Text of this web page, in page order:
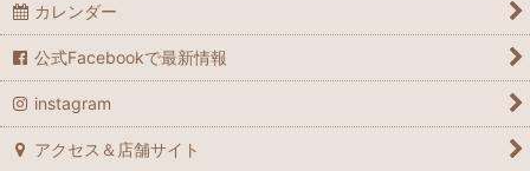
カレンダー
公式Facebookで最新情報
instagram
アクセス＆店舗サイト